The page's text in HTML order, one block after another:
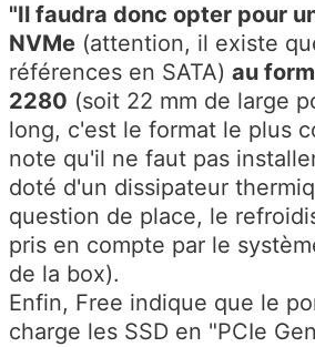
"Il faudra donc opter pour
NVMe (attention, il existe
références en SATA) au
2280 (soit 22 mm de large
long, c'est le format le plus
note qu'il ne faut pas
doté d'un dissipateur
question de place, le
pris en compte par le
de la box).
Enfin, Free indique que le
charge les SSD en
PCIe